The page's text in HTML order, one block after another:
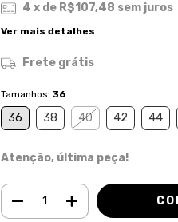
4 x de R$107,48 sem juros
Ver mais detalhes
Frete grátis
Tamanhos: 36
36 38 40 42 44
Atenção, última peça!